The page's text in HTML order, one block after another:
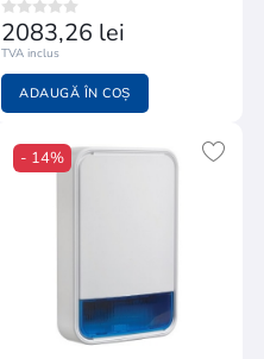
2083,26 lei
TVA inclus
ADAUGĂ ÎN COȘ
- 14%